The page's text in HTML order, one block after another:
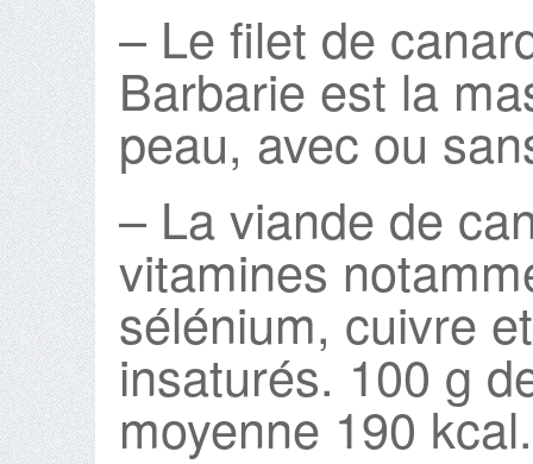
– Le filet de
Barbarie est la
peau, avec ou
– La viande de
vitamines
sélénium, cuivre
insaturés. 100 g
moyenne 190 kcal.